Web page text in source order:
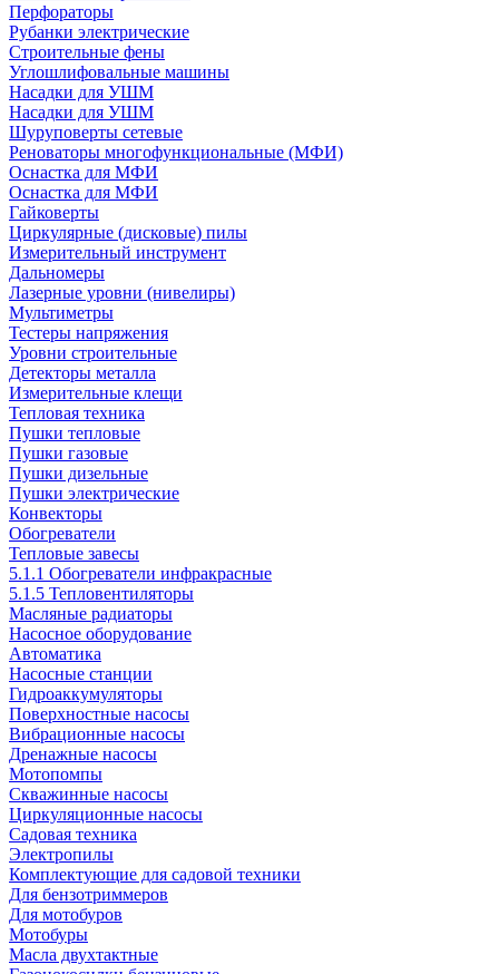
Перфораторы
Рубанки электрические
Строительные фены
Углошлифовальные машины
Насадки для УШМ
Насадки для УШМ
Шуруповерты сетевые
Реноваторы многофункциональные (МФИ)
Оснастка для МФИ
Оснастка для МФИ
Гайковерты
Циркулярные (дисковые) пилы
Измерительный инструмент
Дальномеры
Лазерные уровни (нивелиры)
Мультиметры
Тестеры напряжения
Уровни строительные
Детекторы металла
Измерительные клещи
Тепловая техника
Пушки тепловые
Пушки газовые
Пушки дизельные
Пушки электрические
Конвекторы
Обогреватели
Тепловые завесы
5.1.1 Обогреватели инфракрасные
5.1.5 Тепловентиляторы
Масляные радиаторы
Насосное оборудование
Автоматика
Насосные станции
Гидроаккумуляторы
Поверхностные насосы
Вибрационные насосы
Дренажные насосы
Мотопомпы
Скважинные насосы
Циркуляционные насосы
Садовая техника
Электропилы
Комплектующие для садовой техники
Для бензотриммеров
Для мотобуров
Мотобуры
Масла двухтактные